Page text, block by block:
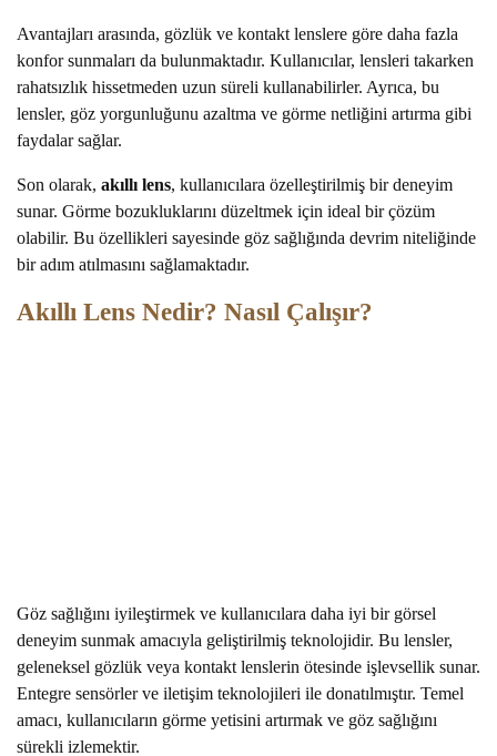
Avantajları arasında, gözlük ve kontakt lenslere göre daha fazla
konfor sunmaları da bulunmaktadır. Kullanıcılar, lensleri takarken
rahatsızlık hissetmeden uzun süreli kullanabilirler. Ayrıca, bu
lensler, göz yorgunluğunu azaltma ve görme netliğini artırma gibi
faydalar sağlar.
Son olarak, akıllı lens, kullanıcılara özelleştirilmiş bir deneyim
sunar. Görme bozukluklarını düzeltmek için ideal bir çözüm
olabilir. Bu özellikleri sayesinde göz sağlığında devrim niteliğinde
bir adım atılmasını sağlamaktadır.
Akıllı Lens Nedir? Nasıl Çalışır?
Göz sağlığını iyileştirmek ve kullanıcılara daha iyi bir görsel
deneyim sunmak amacıyla geliştirilmiş teknolojidir. Bu lensler,
geleneksel gözlük veya kontakt lenslerin ötesinde işlevsellik sunar.
Entegre sensörler ve iletişim teknolojileri ile donatılmıştır. Temel
amacı, kullanıcıların görme yetisini artırmak ve göz sağlığını
sürekli izlemektir.